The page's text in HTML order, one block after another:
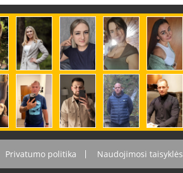
Privatumo politika Naudojimosi taisyklės